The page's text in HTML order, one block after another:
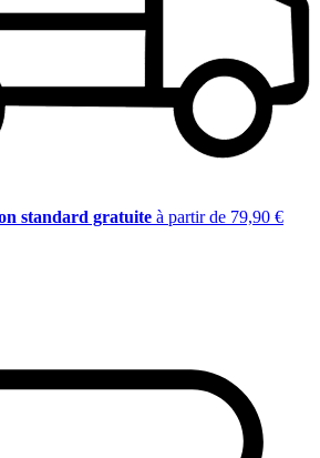
standard gratuite à partir de 79,90 €